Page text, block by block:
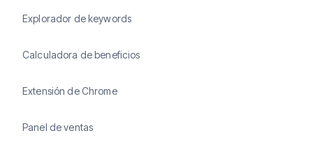
Explorador de keywords
Calculadora de beneficios
Extensión de Chrome
Panel de ventas